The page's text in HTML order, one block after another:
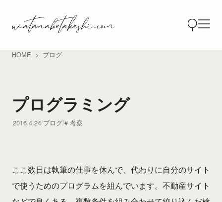
HOME ブログ
プログラミング
2016.4.24 ブログ 考察
ここ数日は執筆の仕事を休んで、代わりに自分のサイト
で使うためのプログラムを組んでいます。不動産サイト